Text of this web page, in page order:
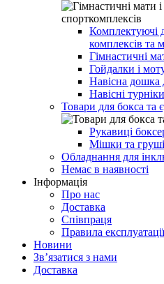
Комплектуючі
комплексів та
Гімнастичні
Гойдалки і
Навісна дошка
Навісні
Товари для бокса та
Рукавиці
Мішки та
Обладнання для
Немає в наявності
Інформація
Про нас
Доставка
Співпраця
Правила
Новини
Зв’язатися з нами
Доставка